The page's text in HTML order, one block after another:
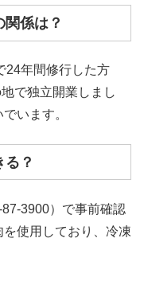
係は？
24年間修行した方
で独立開業しまし
います。
？
3900）で事前確認
使用しており、冷凍